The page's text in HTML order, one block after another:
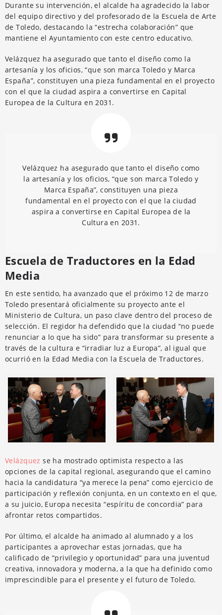
Durante su intervención, el alcalde ha agradecido la labor
del equipo directivo y del profesorado de la Escuela de Arte
de Toledo, destacando la “estrecha colaboración” que
mantiene el Ayuntamiento con este centro educativo.
Velázquez ha asegurado que tanto el diseño como la
artesanía y los oficios, “que son marca Toledo y Marca
España”, constituyen una pieza fundamental en el proyecto
con el que la ciudad aspira a convertirse en Capital
Europea de la Cultura en 2031.
Velázquez ha asegurado que tanto el diseño como
la artesanía y los oficios, “que son marca Toledo y
Marca España”, constituyen una pieza
fundamental en el proyecto con el que la ciudad
aspira a convertirse en Capital Europea de la
Cultura en 2031.
Escuela de Traductores en la Edad
Media
En este sentido, ha avanzado que el próximo 12 de marzo
Toledo presentará oficialmente su proyecto ante el
Ministerio de Cultura, un paso clave dentro del proceso de
selección. El regidor ha defendido que la ciudad “no puede
renunciar a lo que ha sido” para transformar su presente a
través de la cultura e “irradiar luz a Europa”, al igual que
ocurrió en la Edad Media con la Escuela de Traductores.
Velázquez se ha mostrado optimista respecto a las
opciones de la capital regional, asegurando que el camino
hacia la candidatura “ya merece la pena” como ejercicio de
participación y reflexión conjunta, en un contexto en el que,
a su juicio, Europa necesita “espíritu de concordia” para
afrontar retos compartidos.
Por último, el alcalde ha animado al alumnado y a los
participantes a aprovechar estas jornadas, que ha
calificado de “privilegio y oportunidad” para una juventud
creativa, innovadora y moderna, a la que ha definido como
imprescindible para el presente y el futuro de Toledo.